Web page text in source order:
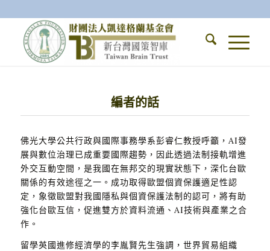
編者的話
佛光大學公共行政與國際事務學系彭睿仁教授呼籲，AI發
展與數位治理已成重要國際趨勢，因此透過法制接軌增進
外交互動空間，是我國在無邦交的現實狀態下，深化台歐
關係的有效途徑之一。成功取得歐盟個資保護適足性認
定，象徵歐盟對我國隱私與個資保護法制的認可，將有助
強化台歐互信，促進雙方於資料流通、AI技術與產業之合
作。
留學英國進修經濟學的李胤賢先生強調，世界貿易組織